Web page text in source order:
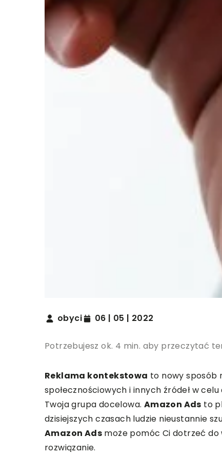
obyci 06 | 05 | 2022
Potrzebujesz ok. 4 min. aby przeczytać
Reklama kontekstowa to nowy sposób
społecznościowych i innych źródeł w
Twoja grupa docelowa. Amazon Ads to
dzisiejszych czasach ludzie nieustannie
Amazon Ads może pomóc Ci dotrzeć do
rozwiązanie.